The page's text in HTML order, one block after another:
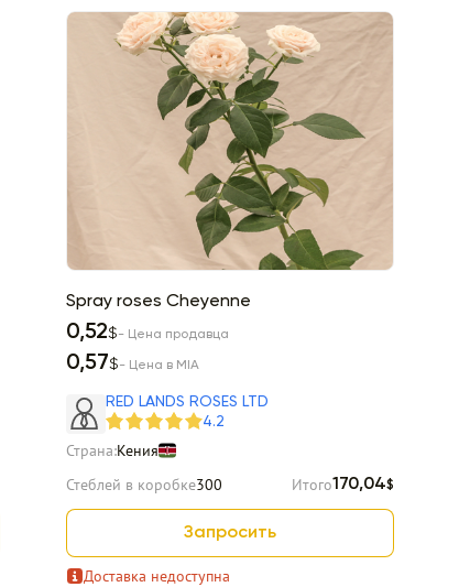
Spray roses Cheyenne
0,52$- Цена продавца
0,57$- Цена в MIA
RED LANDS ROSES LTD
4.2
Страна:Кения
Стеблей в коробке300 Итого170,04$
Запросить
Доставка недоступна